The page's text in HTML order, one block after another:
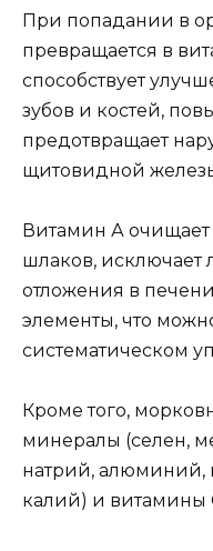
При попадании в
превращается в
способствует
зубов и костей,
предотвращает
щитовидной
Витамин А очищает
шлаков,
отложения в
элементы, что
систематическом
Кроме того,
минералы (селен,
натрий, алюминий,
калий) и витамины